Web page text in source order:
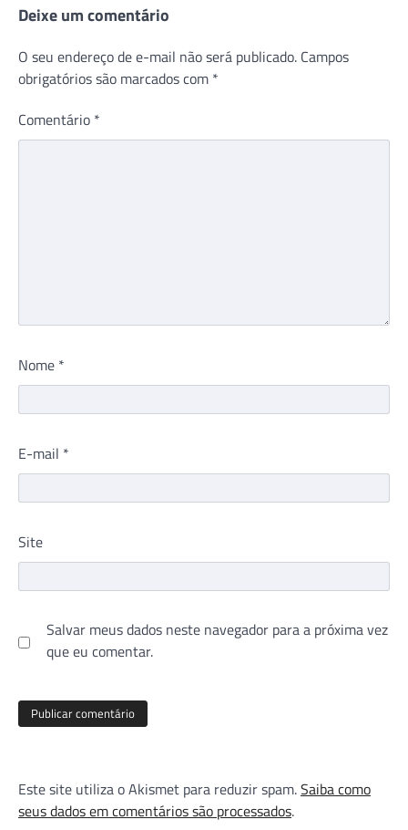
Deixe um comentário
O seu endereço de e-mail não será publicado. Campos
obrigatórios são marcados com *
Comentário *
Nome *
E-mail *
Site
Salvar meus dados neste navegador para a próxima vez
que eu comentar.
Este site utiliza o Akismet para reduzir spam.Saiba como
seus dados em comentários são processados.